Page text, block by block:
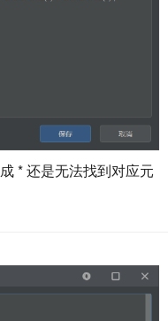
* 还是无法找到对应元